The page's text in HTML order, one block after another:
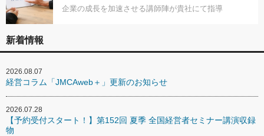
企業の成長を加速させる講師陣が貴社にて指導
新着情報
2026.08.07
経営コラム「JMCAweb＋」更新のお知らせ
2026.07.28
【予約受付スタート！】第152回 夏季 全国経営者セミナー講演収録
物